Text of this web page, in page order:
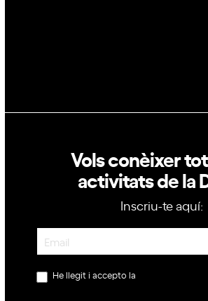
Vols conèixer
activitats de la
Inscriu-te aquí:
Newsletter
He llegit i accepto la